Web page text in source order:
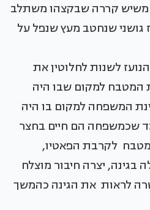
משיש קררה שבקצהו משתלב
גושני שנחטב מעץ שנפל על
לשנות לחלוטין את
המטבח למקום שבו היה
המשפחה למקום בו היה
שכמשפחה הם חיים בחצר
לקרבת הפאטיו,
בגינה, יצרה חיבור מוצלח
לראות את הגינה כהמשך